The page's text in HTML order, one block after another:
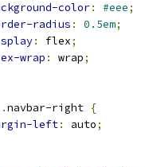
color: #eee;
radius : 0.5em;
: flex;
wrap : wrap;
.navbar-right {
left: auto;